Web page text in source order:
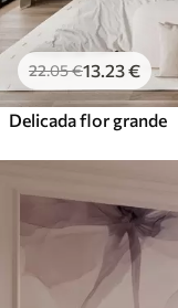
22.05€13 .23€
Delicada flor grande